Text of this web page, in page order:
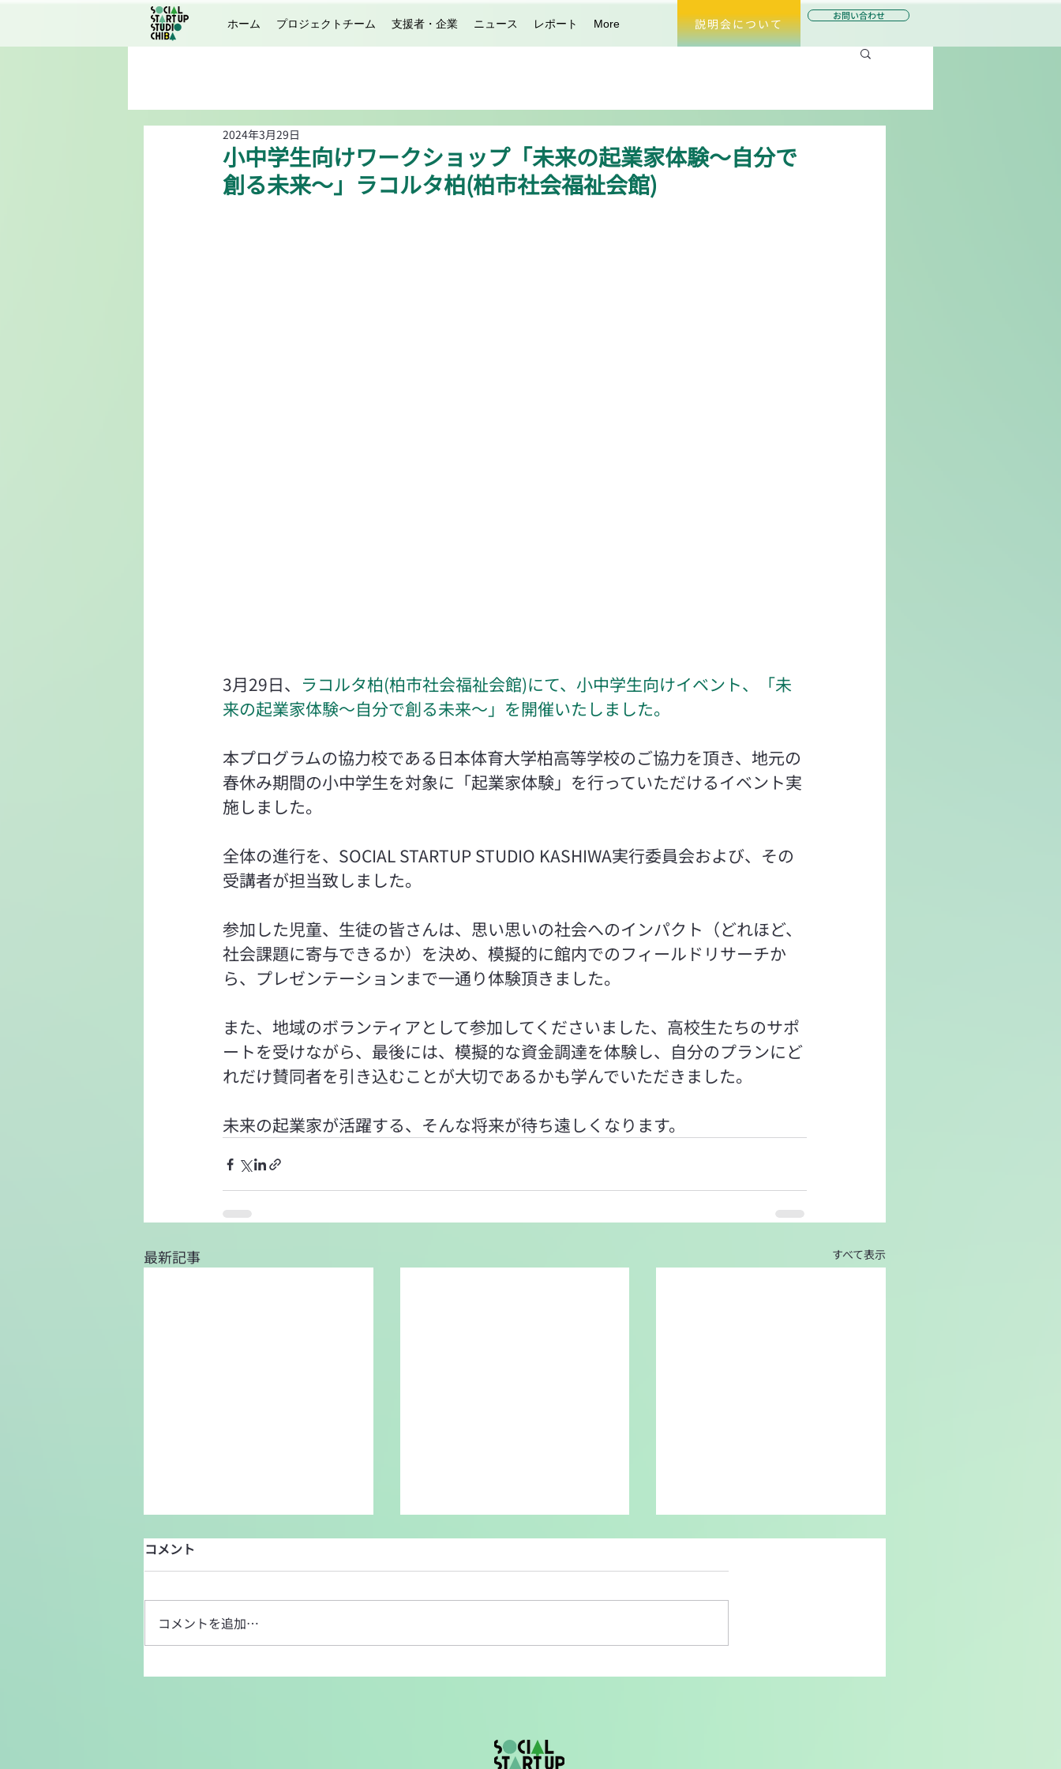
ホーム プロジェクトチーム 支援者・企業 ニュース レポート More 説明会について
お問い合わせ
小中学生向けワークショップ「未来の起業家体験～自分で
創る未来～」ラコルタ柏(柏市社会福祉会館)
2024年3月29日
3月29日、 ラコルタ柏(柏市社会福祉会館)にて、小中学生向けイベント、「未
来の起業家体験～自分で創る未来～」を開催いたしました。
本プログラムの協力校である日本体育大学柏高等学校のご協力を頂き、地元の
春休み期間の小中学生を対象に「起業家体験」を行っていただけるイベント実
施しました。
全体の進行を、SOCIAL STARTUP STUDIO KASHIWA実行委員会および、その
受講者が担当致しました。
参加した児童、生徒の皆さんは、思い思いの社会へのインパクト（どれほど、
社会課題に寄与できるか）を決め、模擬的に館内でのフィールドリサーチか
ら、プレゼンテーションまで一通り体験頂きました。
また、地域のボランティアとして参加してくださいました、高校生たちのサポ
ートを受けながら、最後には、模擬的な資金調達を体験し、自分のプランにど
れだけ賛同者を引き込むことが大切であるかも学んでいただきました。
未来の起業家が活躍する、そんな将来が待ち遠しくなります。
最新記事 すべて表示
中央学院大学での出張講座を
【観覧者募集】8月30日
第3期 5月度インプットセッシ
コメント
コメントを追加…